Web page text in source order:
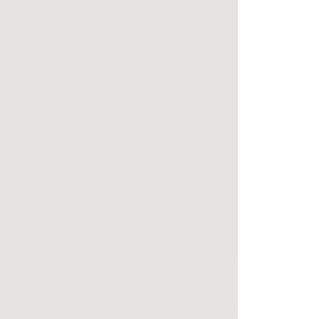
telles que le nombre de visites, le temps moyen passé sur le site web
indicateurs comme l’affluence, les produits les plus consultés, ou encore